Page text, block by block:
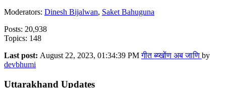
Moderators: Dinesh Bijalwan, Saket Bahuguna
Posts: 20,938
Topics: 148
Last post: August 22, 2023, 01:34:39 PMगीत ब्य्खोंण अब जाणि by
devbhumi
Uttarakhand Updates